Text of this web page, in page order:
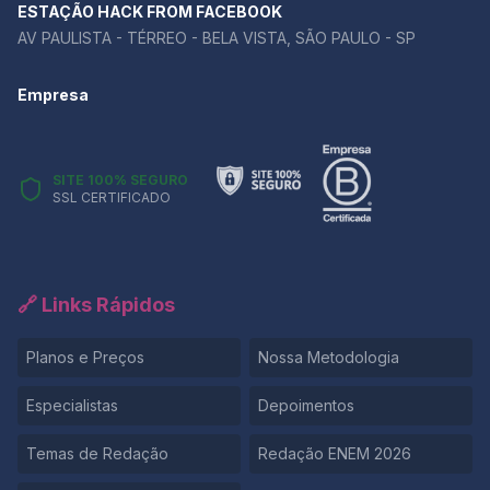
argumento central da redação e usá-las para
aprofundar a discussão. Se você ainda tem dúvidas
sobre como aplicar um repertório de forma produtiva,
testar sua redação e receber um feedback detalhado
ESTAÇÃO HACK FROM FACEBOOK
AV PAULISTA - TÉRREO - BELA VISTA, SÃO PAULO - SP
Empresa
SITE 100% SEGURO
SSL CERTIFICADO
🔗 Links Rápidos
Planos e Preços Nossa Metodologia
Especialistas Depoimentos
Temas de Redação Redação ENEM 2026